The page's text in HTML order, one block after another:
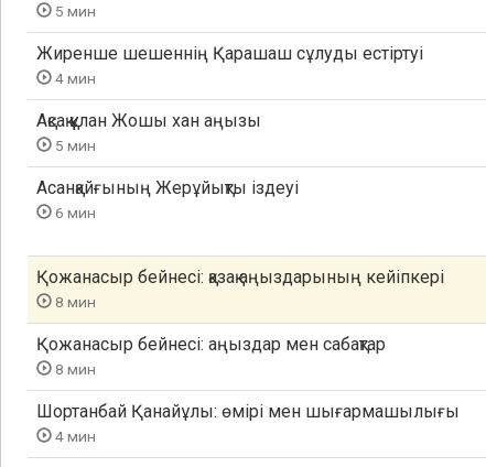
5 мин
Жиренше шешеннің Қарашаш сұлуды естіртуі
4 мин
Ақсақ құлан Жошы хан аңызы
5 мин
Асанқайғының Жерұйықты іздеуі
6 мин
Қожанасыр бейнесі: қазақ аңыздарының кейіпкері
8 мин
Қожанасыр бейнесі: аңыздар мен сабақтар
8 мин
Шортанбай Қанайұлы: өмірі мен шығармашылығы
4 мин